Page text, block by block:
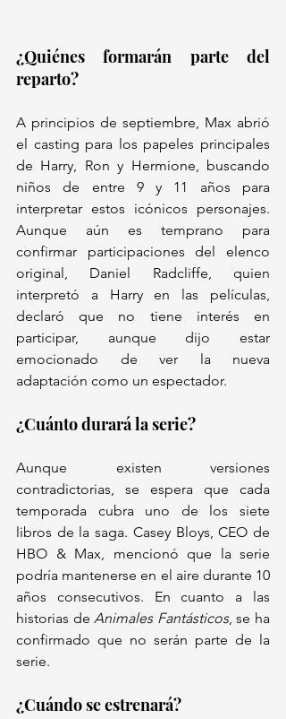
¿Quiénes formarán parte del
reparto?
A principios de septiembre, Max abrió
el casting para los papeles principales
de Harry, Ron y Hermione, buscando
niños de entre 9 y 11 años para
interpretar estos icónicos personajes.
Aunque aún es temprano para
confirmar participaciones del elenco
original, Daniel Radcliffe, quien
interpretó a Harry en las películas,
declaró que no tiene interés en
participar, aunque dijo estar
emocionado de ver la nueva
adaptación como un espectador.
¿Cuánto durará la serie?
Aunque existen versiones
contradictorias, se espera que cada
temporada cubra uno de los siete
libros de la saga. Casey Bloys, CEO de
HBO & Max, mencionó que la serie
podría mantenerse en el aire durante 10
años consecutivos. En cuanto a las
historias de Animales Fantásticos, se ha
confirmado que no serán parte de la
serie.
¿Cuándo se estrenará?